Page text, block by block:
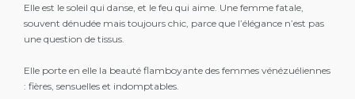
Elle est le soleil qui danse, et le feu qui aime. Une femme fatale,
souvent dénudée mais toujours chic, parce que l’élégance n’est pas
une question de tissus.
Elle porte en elle la beauté flamboyante des femmes vénézuéliennes
: fières, sensuelles et indomptables.